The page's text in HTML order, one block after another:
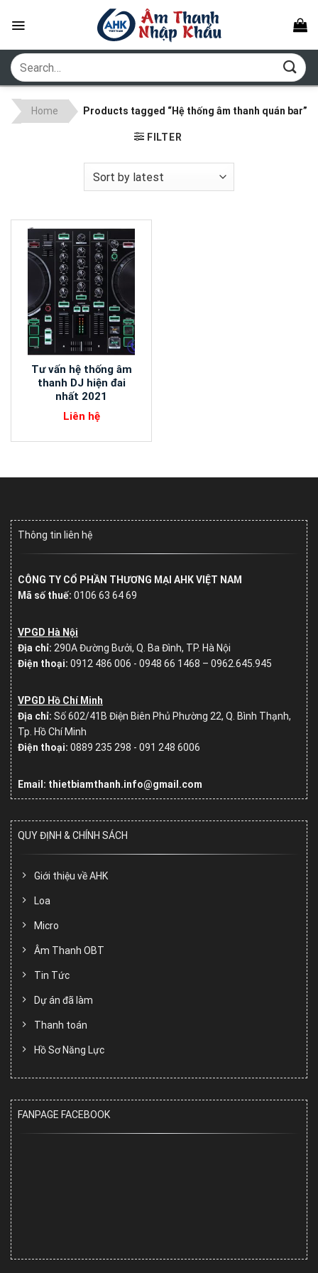
Search
for:
Home Products tagged “Hệ thống âm thanh quán bar”
FILTER
Tư vấn hệ thống âm
thanh DJ hiện đai
nhất 2021
Liên hệ
Thông tin liên hệ
CÔNG TY CỔ PHẦN THƯƠNG MẠI AHK VIỆT NAM
Mã số thuế: 0106 63 64 69
VPGD Hà Nội
Địa chỉ: 290A Đường Bưởi, Q. Ba Đình, TP. Hà Nội
Điện thoại: 0912 486 006 - 0948 66 1468 – 0962.645.945
VPGD Hồ Chí Minh
Địa chỉ: Số602/41B Điện Biên Phủ Phường 22, Q. Bình Thạnh,
Tp. Hồ Chí Minh
Điện thoại: 0889 235 298 - 091 248 6006
Email: thietbiamthanh.info@gmail.com
QUY ĐỊNH & CHÍNH SÁCH
Giới thiệu về AHK
Loa
Micro
Âm Thanh OBT
Tin Tức
Dự án đã làm
Thanh toán
Hồ Sơ Năng Lực
FANPAGE FACEBOOK